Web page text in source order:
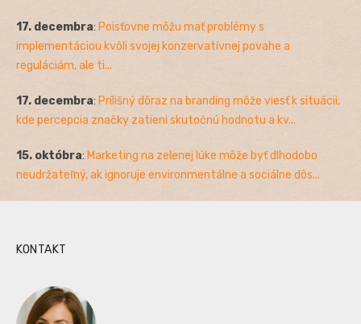
17. decembra: Poisťovne môžu mať problémy s
implementáciou kvôli svojej konzervatívnej povahe a
reguláciám, ale ti...
17. decembra: Prílišný dôraz na branding môže viesť k situácii,
kde percepcia značky zatieni skutočnú hodnotu a kv...
15. októbra: Marketing na zelenej lúke môže byť dlhodobo
neudržateľný, ak ignoruje environmentálne a sociálne dôs...
KONTAKT